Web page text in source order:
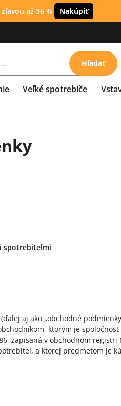
až 36 % Nakúpiť
Hľadať
Veľké spotrebiče
spotrebiteľmi
aj ako „obchodné
ktorým je spoločnosť
zapísaná v obchodnom
a ktorej predmetom je